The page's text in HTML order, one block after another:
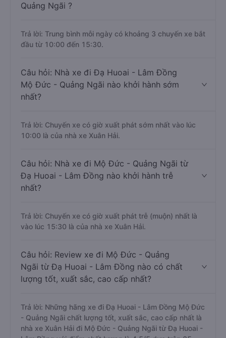
Quảng Ngãi ?
Trả lời: Trung bình mỗi ngày có khoảng 3 chuyến xe bắt
đầu từ 10:00 đến 15:30.
Câu hỏi: Nhà xe đi Đạ Huoai - Lâm Đồng
Mộ Đức - Quảng Ngãi nào khởi hành sớm
nhất?
Trả lời: Chuyến xe có giờ xuất phát sớm nhất vào lúc
10:00 là của nhà xe Xuân Hải.
Câu hỏi: Nhà xe đi Mộ Đức - Quảng Ngãi từ
Đạ Huoai - Lâm Đồng nào khởi hành trễ
nhất?
Trả lời: Chuyến xe có giờ xuất phát trễ (muộn) nhất là
vào lúc 15:30 là của nhà xe Xuân Hải.
Câu hỏi: Review xe đi Mộ Đức - Quảng
Ngãi từ Đạ Huoai - Lâm Đồng nào có chất
lượng tốt, xuất sắc, cao cấp nhất?
Trả lời: Những hãng xe đi Đạ Huoai - Lâm Đồng Mộ Đức
- Quảng Ngãi chất lượng tốt, xuất sắc, cao cấp nhất là
nhà xe Xuân Hải đi Mộ Đức - Quảng Ngãi từ Đạ Huoai -